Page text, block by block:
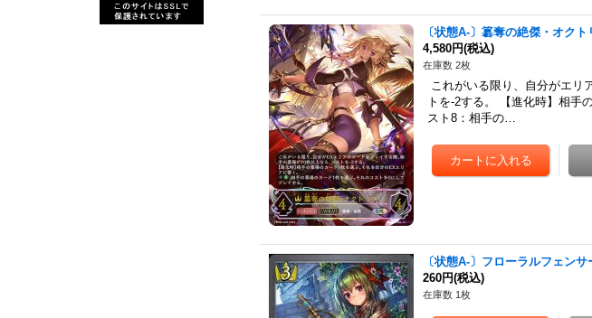
〔状態A-〕簒奪の絶傑・オク
4,580円(税込)
在庫数 2枚
これがいる限り、自分がエリ
トを-2する。 【進化時】相手
スト8：相手の…
〔状態A-〕フローラルフェン
260円(税込)
在庫数 1枚